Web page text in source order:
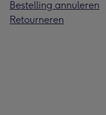
Bestelling annuleren
Retourneren